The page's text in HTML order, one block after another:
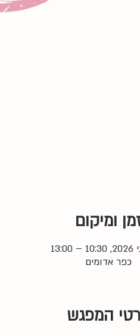
ומיקום
כפר אדומים
המפגש